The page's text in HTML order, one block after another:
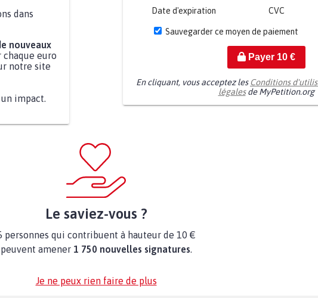
dans
nouveaux
chaque euro
notre site
impact.
Date d'expiration CVC
Sauvegarder ce moyen de paiement
Payer 10€
En cliquant, vous acceptez les Conditions
légalesde MyPetition.org
Le saviez-vous ?
personnes qui contribuent à hauteur de 10 €
peuvent amener 1 750 nouvelles signatures.
Je ne peux rien faire de plus